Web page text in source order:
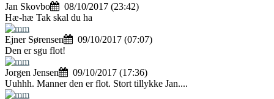
Jan Skovbo
08/10/2017 (23:42)
Hæ-hæ Tak skal du ha
Ejner Sørensen
09/10/2017 (07:07)
Den er sgu flot!
Jorgen Jensen
09/10/2017 (17:36)
Uuhhh. Manner den er flot. Stort tillykke Jan....